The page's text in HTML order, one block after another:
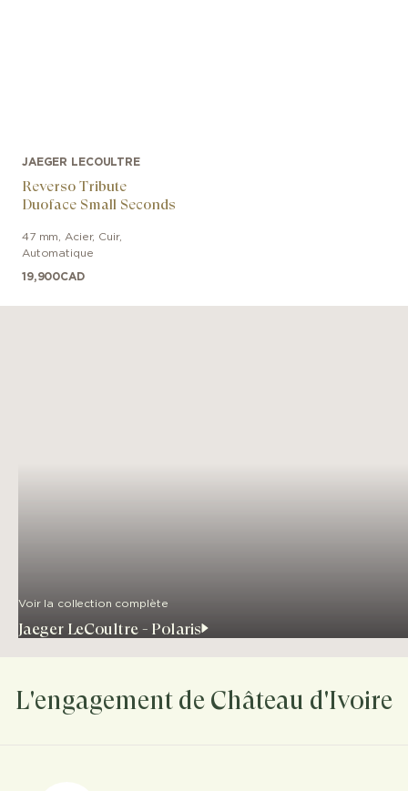
JAEGER LECOULTRE
Reverso Tribute
Duoface Small Seconds
47 mm Acier, Cuir,
Automatique
19,900CAD
Voir la collection complète
Jaeger LeCoultre - Polaris
L'engagement de Château d'Ivoire